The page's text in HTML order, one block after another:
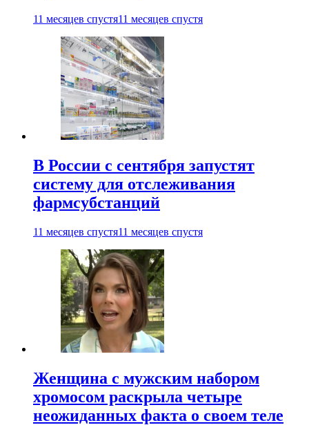
11 месяцев спустя11 месяцев спустя
В России с сентября запустят
систему для отслеживания
фармсубстанций
11 месяцев спустя11 месяцев спустя
Женщина с мужским набором
хромосом раскрыла четыре
неожиданных факта о своем теле